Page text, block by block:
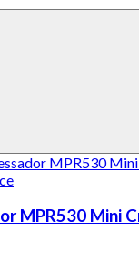
MPR530 Mini